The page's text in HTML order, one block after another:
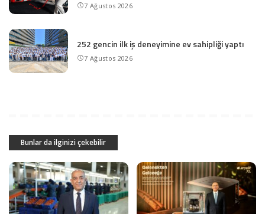
7 Ağustos 2026
252 gencin ilk iş deneyimine ev sahipliği yaptı
7 Ağustos 2026
Bunlar da ilginizi çekebilir